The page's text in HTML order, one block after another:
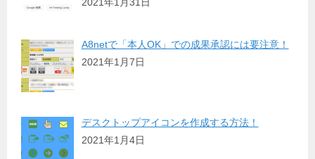
A8netで「本人OK」での成果承認には要注意！
2021年1月7日
デスクトップアイコンを作成する方法！
2021年1月4日